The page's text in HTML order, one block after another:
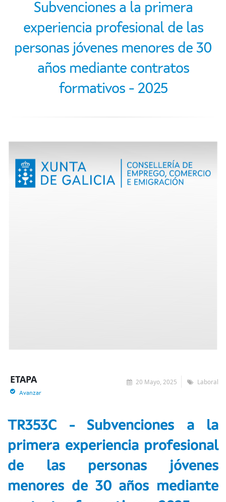
Subvenciones a la primera
experiencia profesional de las
personas jóvenes menores de 30
años mediante contratos
formativos - 2025
20 Mayo, 2025 Laboral
ETAPA
Avanzar
TR353C - Subvenciones a la
primera experiencia profesional
de las personas jóvenes
menores de 30 años mediante